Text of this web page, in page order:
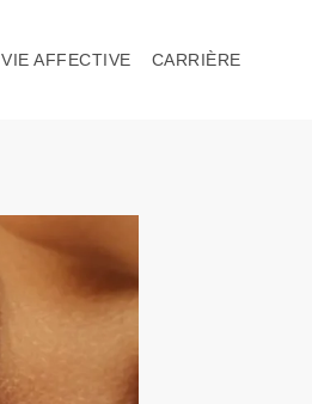
VIE AFFECTIVE CARRIÈRE